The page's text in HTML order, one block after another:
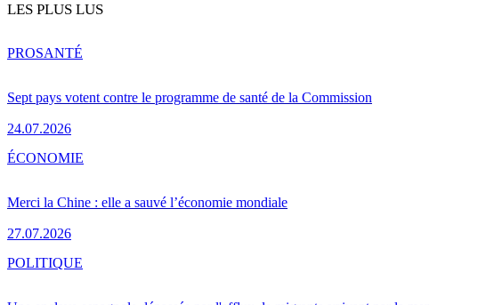
LES PLUS LUS
Sept pays votent contre le programme de santé de la Commission
24.07.2026
PROSANTÉ
Merci la Chine : elle a sauvé l’économie mondiale
27.07.2026
ÉCONOMIE
POLITIQUE